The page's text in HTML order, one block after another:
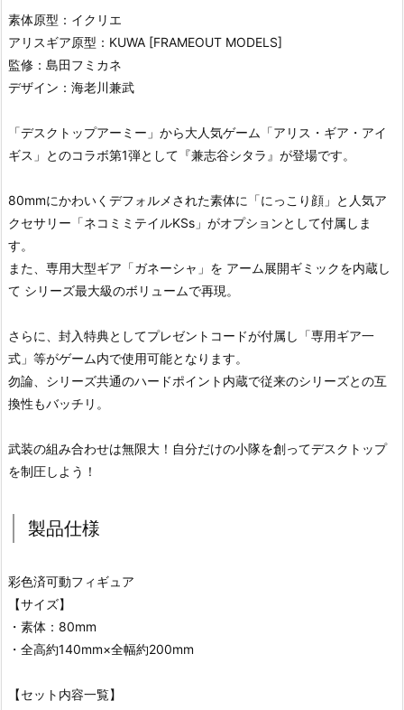
素体原型：イクリエ
アリスギア原型：KUWA [FRAMEOUT MODELS]
監修：島田フミカネ
デザイン：海老川兼武
「デスクトップアーミー」から大人気ゲーム「アリス・ギア・アイ
ギス」とのコラボ第1弾として『兼志谷シタラ』が登場です。
80mmにかわいくデフォルメされた素体に「にっこり顔」と人気ア
クセサリー「ネコミミテイルKSs」がオプションとして付属しま
す。
また、専用大型ギア「ガネーシャ」を アーム展開ギミックを内蔵し
て シリーズ最大級のボリュームで再現。
さらに、封入特典としてプレゼントコードが付属し「専用ギア一
式」等がゲーム内で使用可能となります。
勿論、シリーズ共通のハードポイント内蔵で従来のシリーズとの互
換性もバッチリ。
武装の組み合わせは無限大！自分だけの小隊を創ってデスクトップ
を制圧しよう！
製品仕様
彩色済可動フィギュア
【サイズ】
・素体：80mm
・全高約140mm×全幅約200mm
【セット内容一覧】